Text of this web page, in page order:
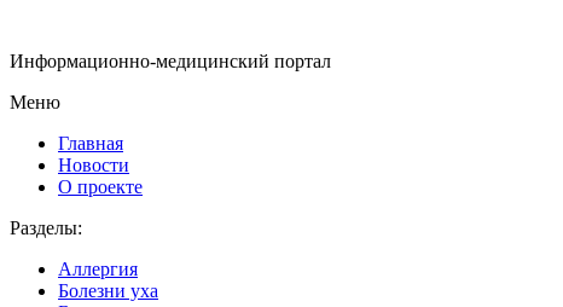
Информационно-медицинский портал
Меню
Главная
Новости
О проекте
Разделы:
Аллергия
Болезни уха